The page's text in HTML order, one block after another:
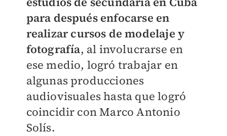
para después enfocarse en
realizar cursos de modelaje y
fotografía, al involucrarse en
ese medio, logró trabajar en
algunas producciones
audiovisuales hasta que logró
coincidir con Marco Antonio
Solís.